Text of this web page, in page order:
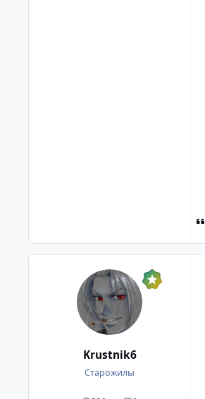
Krustnik6
Старожилы